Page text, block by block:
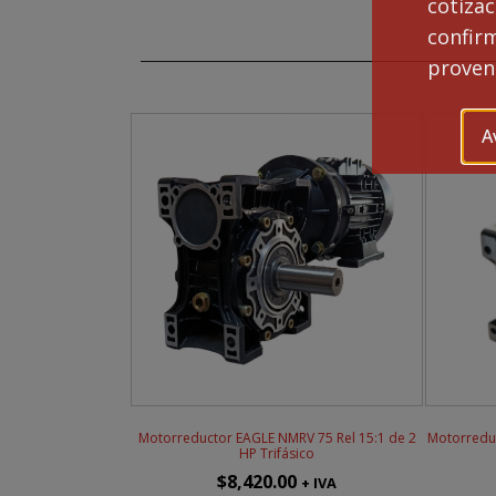
75
2
HP
Motorreductor EAGLE NMRV 75 Rel 15:1 de 2
HP Trifásico
$8,420.00 + IVA